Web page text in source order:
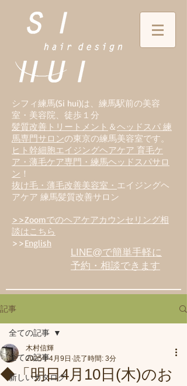
シフィ練馬(Si hui)は、 練馬駅前の美容
室・美容院、徒歩１分
髪質改善トリートメント ＆ヘッドスパ 練
馬専門サロンの東京の練馬美容室です。
ヒト幹細胞エイジングヘアケア 育毛ケ
ア・薄毛ケア専門・練馬ヘッドスパサロ
ン ！
抜け毛・薄毛改善美容室・ エイジングヘ
アケア 練馬髪質改善サロン
>>Zoomでのヘアケアカウンセリング相
談はこちら
>>English
LINE@で簡単手軽に
予約・相談できます
記事
全ての記事
新しいカタログ
全ての記事
◆「明日4月10日(木)のお
木村信輝
2025年4月9日 読了時間: 3分